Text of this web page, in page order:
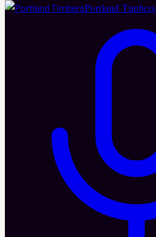
Portland Timbers